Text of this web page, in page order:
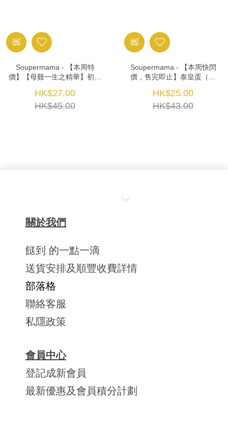
Soupermama - 【本周特
價】【母雞一生之精華】初生
HK$27.00
HK$45.00
Soupermama - 【本周快閃
價，售完即止】泰皇蛋（大
HK$25.00
HK$43.00
關於我們
餸到 的一點一滴
送貨安排及順豐收費詳情
部落格
聯絡客服
私隱政策
會員中心
登記成新會員
最新優惠及會員積分計劃